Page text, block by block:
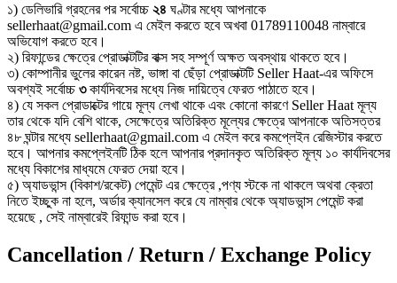
১) ডেলিভারি গ্রহনের পর সর্বোচ্চ ২৪ ঘণ্টার মধ্যে আপনাকে
sellerhaat@gmail.com এ মেইল করতে হবে অখবা 01789110048 নাম্বারে
অভিযোগ করতে হবে।
২) রিফান্ডের ক্ষেত্রে প্রোডাক্টটির বাক্স সহ সম্পূর্ণ অক্ষত অবস্থায় থাকতে হবে।
৩) কোম্পানীর ভুলের কারেন নষ্ট, ভাঙ্গা বা ছেঁড়া প্রোডাক্টটি Seller Haat-এর অফিসে
অবশ্যই সর্বোচ্চ ৩কার্যদিবসের মধ্যে নিজ দায়িত্বে ফেরত পাঠাতে হবে।
৪) যে সকল প্রোডাক্টের গায়ে মূল্য লেখা থাকে এবং কোনো কারণে Seller Haat মূল্য
তার থেকে যদি বেশি থাকে, সেক্ষেত্রে অতিরিক্ত মূল্যের ক্ষেত্রে আপনাকে অতিসত্তর
৪৮ ঘন্টার মধ্যে sellerhaat@gmail.com এ মেইল করে কমপ্লেইন রেজিস্টার করতে
হবে। আপনার কমপ্লেইনটি ঠিক হলে আপনার প্রদানকৃত অতিরিক্ত মূল্য ১০ কার্যদিবসের
মধ্যে বিকাশের মাধ্যমে ফেরত দেয়া হবে।
৫) অ্যাডভান্স (বিকাশ/রকেট) পেমেন্ট এর ক্ষেত্রে ,পণ্য স্টকে না থাকলে অথবা ক্রেতা
নিতে ইচ্ছুক না হলে, অর্ডার ক্যানসেল করে যে নাম্বার থেকে অ্যাডভান্স পেমেন্ট করা
হয়েছে , সেই নাম্বারেই রিফান্ড করা হবে।
Cancellation / Return / Exchange Policy